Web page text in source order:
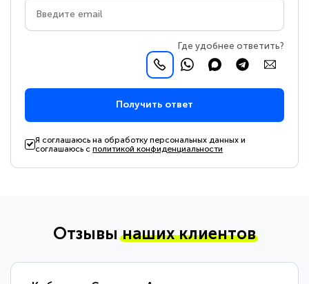
Где удобнее ответить?
Получить ответ
Я соглашаюсь на обработку персональных данных и
соглашаюсь сполитикой конфиденциальности
Отзывынаших клиентов